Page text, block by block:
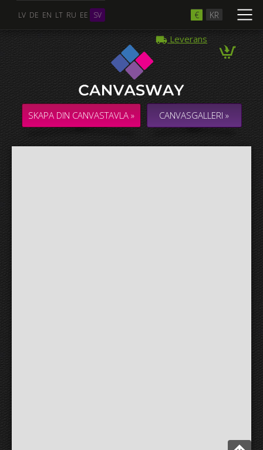
LV DE EN LT RU EE SV € KR
Leverans
SKAPA DIN CANVASTAVLA » CANVASGALLERI »
Flera Foton
COLLAGE / KOMPOSITION med flera foton